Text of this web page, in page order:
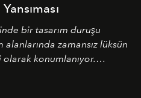
bir tasarım duruşu
alanlarında zamansız lüksün
konumlanıyor.